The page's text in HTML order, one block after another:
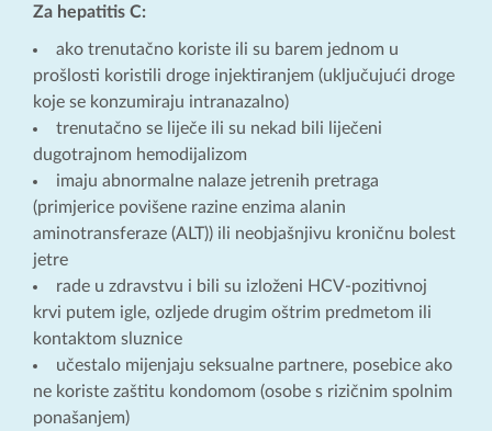
Za hepatitis C:
ako trenutačno koriste ili su barem jednom u
prošlosti koristili droge injektiranjem (uključujući droge
koje se konzumiraju intranazalno)
trenutačno se liječe ili su nekad bili liječeni
dugotrajnom hemodijalizom
imaju abnormalne nalaze jetrenih pretraga
(primjerice povišene razine enzima alanin
aminotransferaze (ALT)) ili neobjašnjivu kroničnu bolest
jetre
rade u zdravstvu i bili su izloženi HCV-pozitivnoj
krvi putem igle, ozljede drugim oštrim predmetom ili
kontaktom sluznice
učestalo mijenjaju seksualne partnere, posebice ako
ne koriste zaštitu kondomom (osobe s rizičnim spolnim
ponašanjem)